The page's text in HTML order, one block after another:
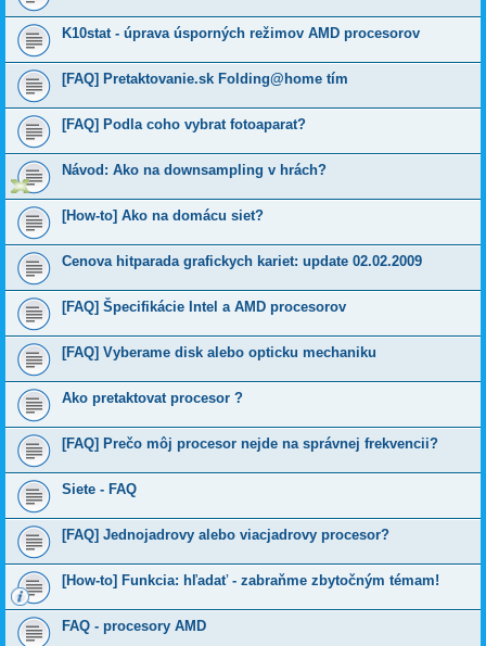
K10stat - úprava úsporných režimov AMD procesorov
[FAQ] Pretaktovanie.sk Folding@home tím
[FAQ] Podla coho vybrat fotoaparat?
Návod: Ako na downsampling v hrách?
[How-to] Ako na domácu siet?
Cenova hitparada grafickych kariet: update 02.02.2009
[FAQ] Špecifikácie Intel a AMD procesorov
[FAQ] Vyberame disk alebo opticku mechaniku
Ako pretaktovat procesor ?
[FAQ] Prečo môj procesor nejde na správnej frekvencii?
Siete - FAQ
[FAQ] Jednojadrovy alebo viacjadrovy procesor?
[How-to] Funkcia: hľadať - zabraňme zbytočným témam!
FAQ - procesory AMD